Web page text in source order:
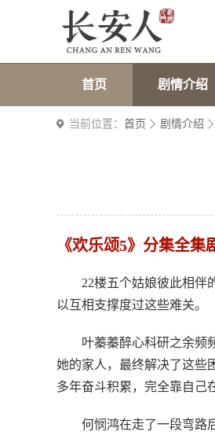
首页 剧情介绍
当前位置： 首页 剧情介绍
《欢乐颂5》分集全集
22楼五个姑娘彼此相伴
以互相支撑度过这些难关。
叶蓁蓁醉心科研之余频
她的家人，最终解决了这些
多年奋斗积累，完全靠自己
何悯鸿在走了一段弯路